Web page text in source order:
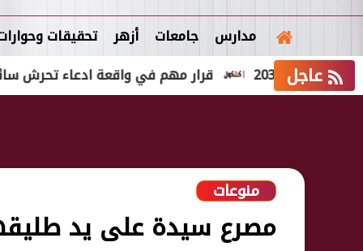
مدارس جامعات أزهر تحقيقات
عاجل قرار مهم في واقعة ادعاء تحرش سائق نقل
منوعات
مصرع سيدة على يد